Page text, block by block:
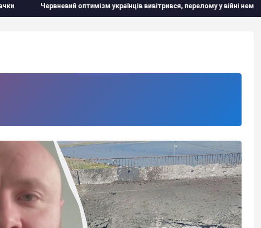
Червневий оптимізм українців вивітрився, перелому у війні нема, -